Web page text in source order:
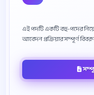
এই পদটি একটি বহু-পদের